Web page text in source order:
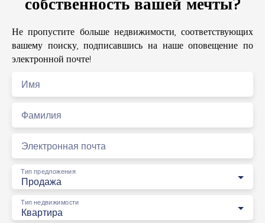
Не пропустите больше недвижимости, соответствующих
вашему поиску, подписавшись на наше оповещение по
электронной почте!
Имя
Фамилия
Электронная почта
Продажа
Тип предложения
Квартира
Тип недвижимости